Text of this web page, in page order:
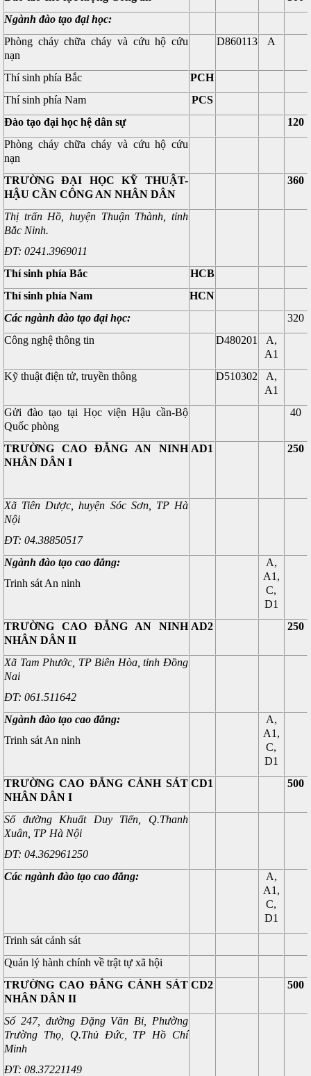
Ngành đào tạo đại học:
Phòng cháy chữa cháy và cứu hộ cứu
nạn
D860113 A
Thí sinh phía Bắc
PCH
Thí sinh phía Nam
PCS
Đào tạo đại học hệ dân sự
120
Phòng cháy chữa cháy và cứu hộ cứu
nạn
TRƯỜNG ĐẠI HỌC KỸ THUẬT-
HẬU CẦN CÔNG AN NHÂN DÂN
360
Thị trấn Hồ, huyện Thuận Thành, tỉnh
Bắc Ninh.
ĐT: 0241.3969011
Thí sinh phía Bắc
HCB
Thí sinh phía Nam
HCN
Các ngành đào tạo đại học:
320
Công nghệ thông tin
D480201
A,
A1
Kỹ thuật điện tử, truyền thông
D510302
A,
A1
Gửi đào tạo tại Học viện Hậu cần-Bộ
Quốc phòng
40
TRƯỜNG CAO ĐẲNG AN NINH
NHÂN DÂN I
AD1 250
Xã Tiên Dược, huyện Sóc Sơn, TP Hà
Nội
ĐT: 04.38850517
Ngành đào tạo cao đẳng:
Trinh sát An ninh
A,
A1,
C,
D1
TRƯỜNG CAO ĐẲNG AN NINH
NHÂN DÂN II
AD2 250
Xã Tam Phước, TP Biên Hòa, tỉnh Đồng
Nai
ĐT: 061.511642
Ngành đào tạo cao đẳng:
Trinh sát An ninh
A,
A1,
C,
D1
TRƯỜNG CAO ĐẲNG CẢNH SÁT
NHÂN DÂN I
CD1 500
Số đường Khuất Duy Tiến, Q.Thanh
Xuân, TP Hà Nội
ĐT: 04.362961250
Các ngành đào tạo cao đẳng:
A,
A1,
C,
D1
Trinh sát cảnh sát
Quản lý hành chính về trật tự xã hội
TRƯỜNG CAO ĐẲNG CẢNH SÁT
NHÂN DÂN II
CD2 500
Số 247, đường Đặng Văn Bi, Phường
Trường Thọ, Q.Thủ Đức, TP Hồ Chí
Minh
ĐT: 08.37221149